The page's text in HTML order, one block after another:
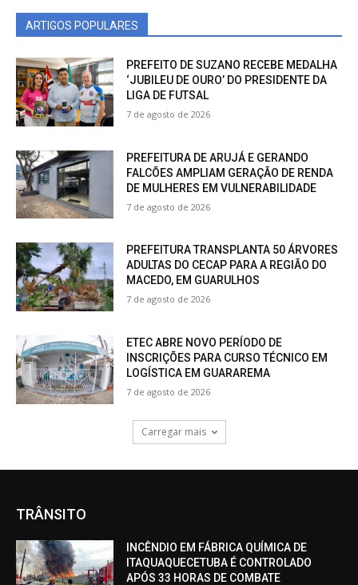
ARTIGOS POPULARES
PREFEITO DE SUZANO RECEBE MEDALHA
‘JUBILEU DE OURO’ DO PRESIDENTE DA
LIGA DE FUTSAL
7 de agosto de 2026
PREFEITURA DE ARUJÁ E GERANDO
FALCÕES AMPLIAM GERAÇÃO DE RENDA
DE MULHERES EM VULNERABILIDADE
7 de agosto de 2026
PREFEITURA TRANSPLANTA 50 ÁRVORES
ADULTAS DO CECAP PARA A REGIÃO DO
MACEDO, EM GUARULHOS
7 de agosto de 2026
ETEC ABRE NOVO PERÍODO DE
INSCRIÇÕES PARA CURSO TÉCNICO EM
LOGÍSTICA EM GUARAREMA
7 de agosto de 2026
Carregar mais
TRÂNSITO
INCÊNDIO EM FÁBRICA QUÍMICA DE
ITAQUAQUECETUBA É CONTROLADO
APÓS 33 HORAS DE COMBATE